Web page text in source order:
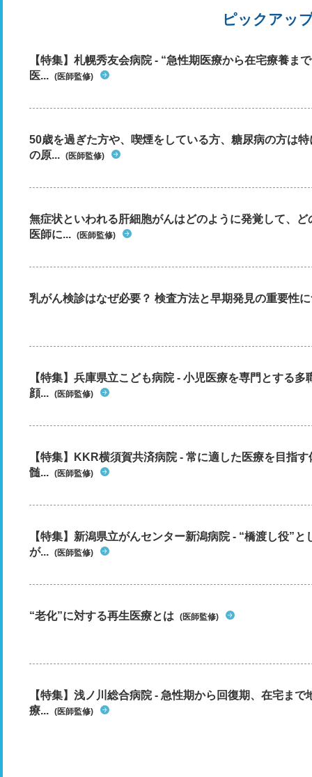
ピックアッ
【特集】札幌秀友会病院 - “急性期医療から在宅療養ま
医... (医師監修)
50歳を過ぎた方や、喫煙をしている方、糖尿病の方は
の原... (医師監修)
無症状といわれる肝細胞がんはどのように発覚して、
医師に... (医師監修)
乳がん検診はなぜ必要？ 検査方法と早期発見の重要性
【特集】兵庫県立こども病院 - 小児医療を専門とする
顔... (医師監修)
【特集】KKR横須賀共済病院 - 常に適した医療を目指
髄... (医師監修)
【特集】新潟県立がんセンター新潟病院 - “橋渡し役”
が... (医師監修)
“老化”に対する再生医療とは (医師監修)
【特集】浅ノ川総合病院 - 急性期から回復期、在宅ま
療... (医師監修)